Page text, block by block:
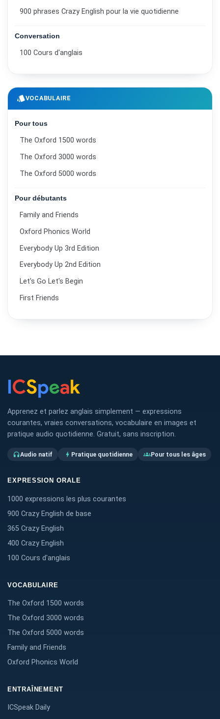
900 phrases Crazy English pour la vie quotidienne
Conversation
100 Cours d'anglais
styleVOCABULAIRE
Pour tous
The Oxford 1500 words
The Oxford 3000 words
The Oxford 5000 words
Pour débutants
Family and Friends
Oxford Phonics World
Everybody Up 3rd Edition
Everybody Up 2nd Edition
Let's Go Let's Begin
First Friends
Apprenez et parlez anglais simplement — expressions
courantes, vraies conversations, vocabulaire en images et
pratique audio quotidienne. Gratuit, sans inscription.
headphonesAudio natif bolt Pratique quotidienne groupsPour tous les âges
EXPRESSION ORALE
1000 expressions les plus courantes
900 Crazy English de base
365 Crazy English
400 Crazy English
100 Cours d'anglais
VOCABULAIRE
The Oxford 1500 words
The Oxford 3000 words
The Oxford 5000 words
Family and Friends
Oxford Phonics World
ENTRAÎNEMENT
ICSpeak Daily